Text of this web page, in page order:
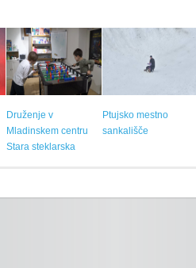
Druženje v
Mladinskem centru
Stara steklarska
Ptujsko mestno
sankališče